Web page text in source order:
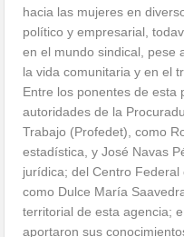
hacia las mujeres en
político y empresarial,
en el mundo sindical, pese
la vida comunitaria y en el
Entre los ponentes de esta
autoridades de la
Trabajo (Profedet), como
estadística, y José Navas
jurídica; del Centro Federal
como Dulce María
territorial de esta agencia;
aportaron sus